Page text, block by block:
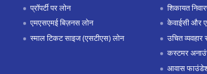
प्रॉपर्टी पर लोन
एमएसएमई बिज़नस लोन
स्माल टिकट साइज (एसटीएस) लोन
शिकायत
केवाईसी और
उचित व्यवहार
कस्टमर
आवास